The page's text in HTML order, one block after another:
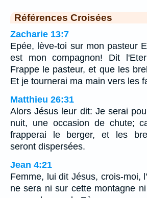
Références Croisées
Zacharie 13:7
Epée, lève-toi sur mon pasteur
est mon compagnon! Dit
Frappe le pasteur, et que les
Et je tournerai ma main vers les
Matthieu 26:31
Alors Jésus leur dit: Je serai
nuit, une occasion de chute;
frapperai le berger, et les
seront dispersées.
Jean 4:21
Femme, lui dit Jésus, crois-moi,
ne sera ni sur cette montagne